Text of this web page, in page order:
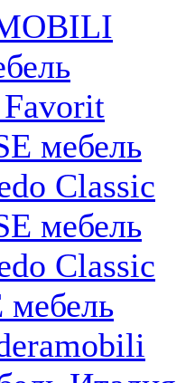
мебель
Classic
мебель
Classic
мебель